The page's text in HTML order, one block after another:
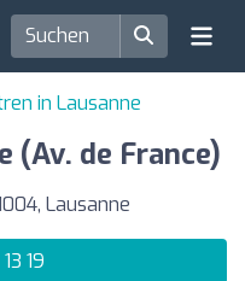
in Lausanne
(Av. de France)
Lausanne
19